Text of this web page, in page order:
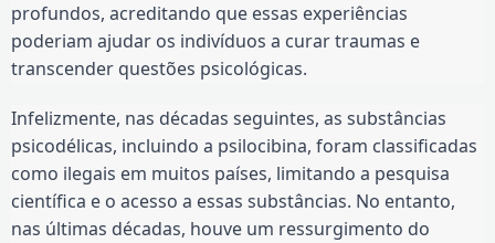
profundos, acreditando que essas experiências
poderiam ajudar os indivíduos a curar traumas e
transcender questões psicológicas.
Infelizmente, nas décadas seguintes, as substâncias
psicodélicas, incluindo a psilocibina, foram classificadas
como ilegais em muitos países, limitando a pesquisa
científica e o acesso a essas substâncias. No entanto,
nas últimas décadas, houve um ressurgimento do